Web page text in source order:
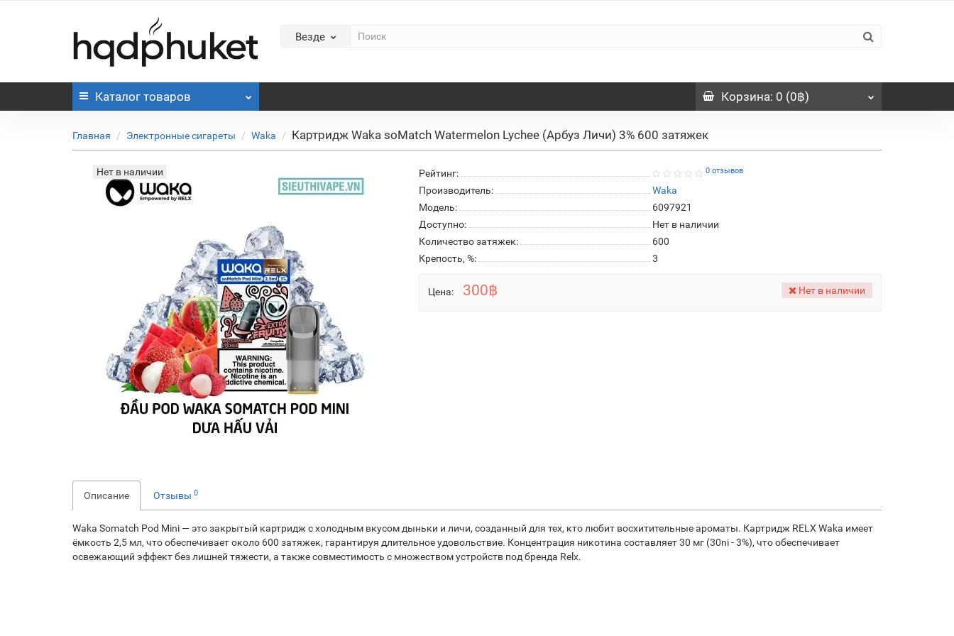
Везде
Каталог товаров Корзина: 0 (0฿)
Главная Электронные сигареты Waka Картридж Waka soMatch Watermelon Lychee (Арбуз Личи) 3% 600 затяжек
Нет в наличии Рейтинг: 0 отзывов
Производитель:
Waka
Модель:
6097921
Доступно:
Нет в наличии
Количество затяжек:
600
Крепость, %:
3
Цена: 300฿ Нет в наличии
Описание Отзывы 0
Waka Somatch Pod Mini — это закрытый картридж с холодным вкусом дыньки и личи, созданный для тех, кто любит восхитительные ароматы. Картридж RELX Waka имеет
ёмкость 2,5 мл, что обеспечивает около 600 затяжек, гарантируя длительное удовольствие. Концентрация никотина составляет 30 мг (30ni - 3%), что обеспечивает
освежающий эффект без лишней тяжести, а также совместимость с множеством устройств под бренда Relx.